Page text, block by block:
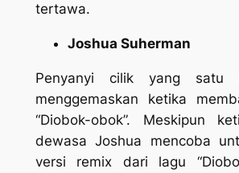
tertawa.
Joshua Suherman
Penyanyi cilik yang satu
menggemaskan ketika
“Diobok-obok”. Meskipun
dewasa Joshua mencoba
versi remix dari lagu